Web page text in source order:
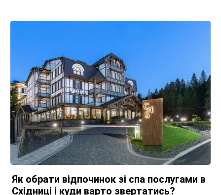
Як обрати відпочинок зі спа послугами в
Східниці і куди варто звертатись?